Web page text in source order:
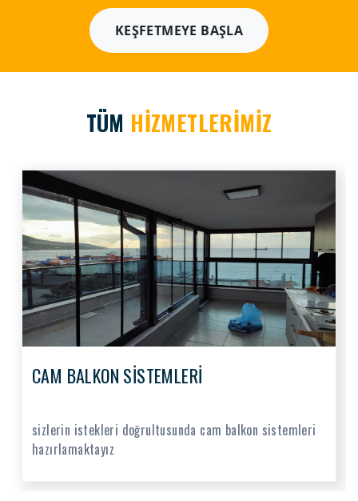
KEŞFETMEYE BAŞLA
TÜM HİZMETLERİMİZ
CAM BALKON SİSTEMLERİ
sizlerin istekleri doğrultusunda cam balkon sistemleri
hazırlamaktayız